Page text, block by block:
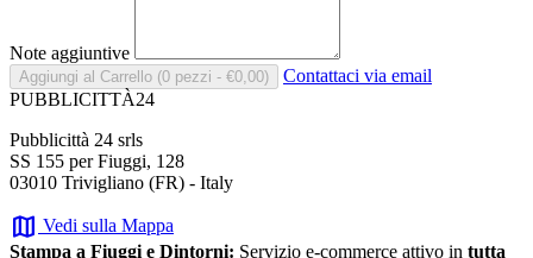
Note aggiuntive
Aggiungi al Carrello (0 pezzi - €0,00)
Contattaci via email
PUBBLICITTÀ24
Pubblicittà 24 srls
SS 155 per Fiuggi, 128
03010 Trivigliano (FR) - Italy
map Vedi sulla Mappa
Stampa a Fiuggi e Dintorni: Servizio e-commerce attivo in tutta